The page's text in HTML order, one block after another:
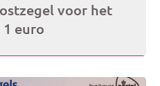
voor het
euro